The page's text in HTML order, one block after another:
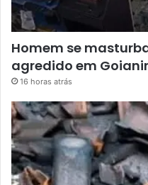
Homem se
agredido em
16 horas atrás